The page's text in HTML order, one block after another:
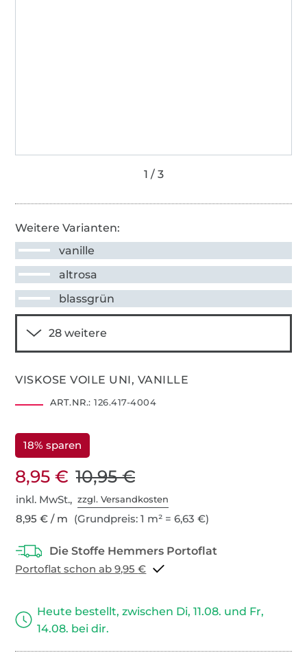
Weitere Varianten:
vanille
altrosa
blassgrün
VISKOSE VOILE UNI, VANILLE
ART.NR.: 126.417-4004
18% sparen
8,95 € 10,95 €
inkl. MwSt.,zzgl. Versandkosten
8,95 € / m (Grundpreis: 1 m² = 6,63 €)
Portoflat schon ab 9,95 €
Heute bestellt, zwischen Di, 11.08. und Fr,
14.08. bei dir.